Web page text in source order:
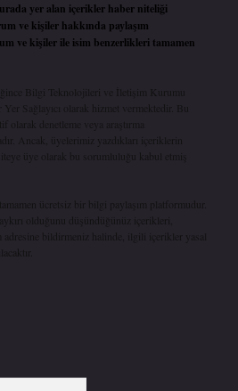
yer alan içerikler haber niteliği
ve kişiler hakkında paylaşım
ve kişiler ile isim benzerlikleri tamamen
Bilgi Teknolojileri ve İletişim Kurumu
Yer Sağlayıcı olarak hizmet vermektedir. Bu
denetleme veya araştırma
Ancak, üyelerimiz yazdıkları içeriklerin
üye olarak bu sorumluluğu kabul etmiş
ücretsiz bir bilgi paylaşım platformudur.
olduğunu düşündüğünüz içerikleri,
adresine bildirmeniz halinde, ilgili içerikler yasal